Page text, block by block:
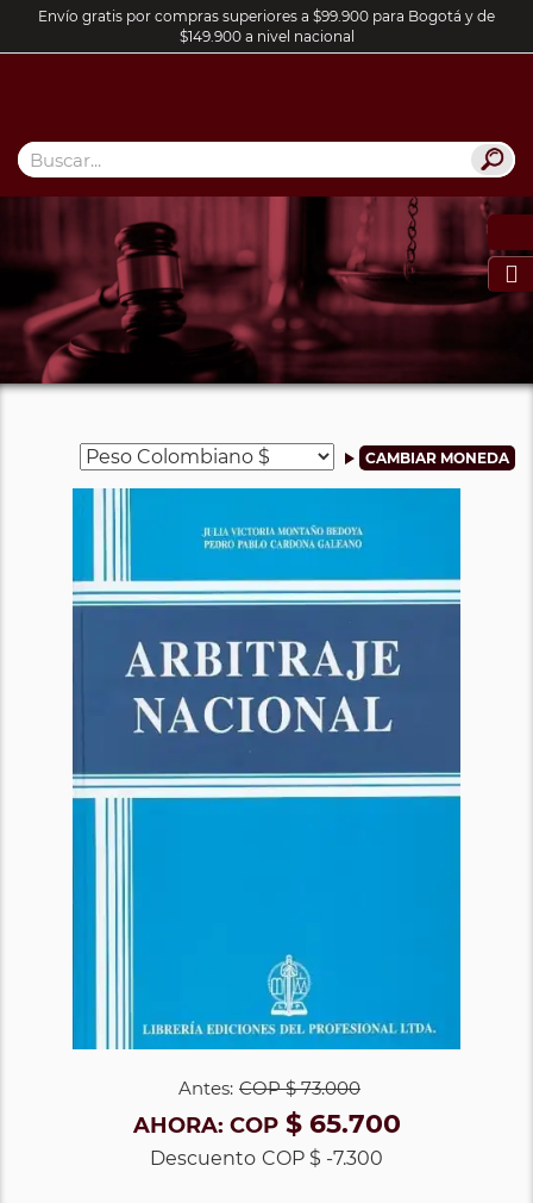
Envío gratis por compras superiores a $99.900 para Bogotá y de
$149.900 a nivel nacional

Antes: COP$ 73.000
AHORA: COP$ 65.700
Descuento COP $ -7.300